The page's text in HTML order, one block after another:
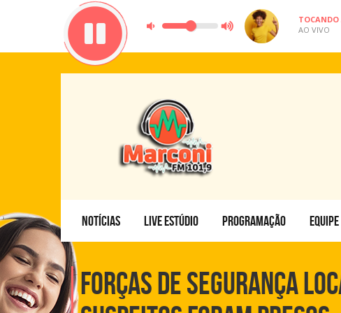
AO VIVO
NOTÍCIAS LIVE ESTÚDIO PROGRAMAÇÃO EQUIPE
FORÇAS DE SEGURANÇA